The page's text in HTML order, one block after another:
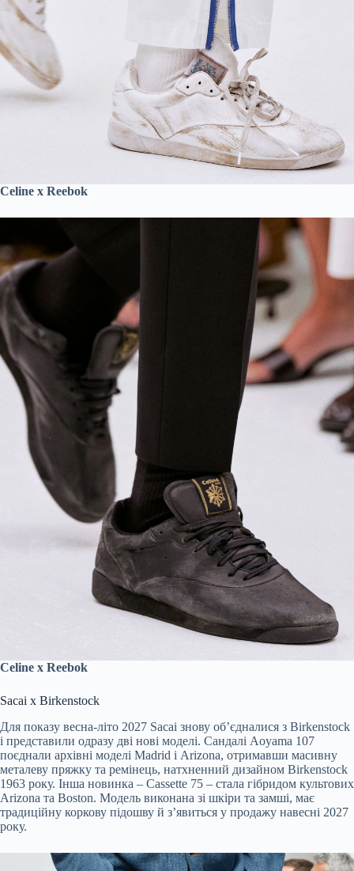
Celine x Reebok
Celine x Reebok
Sacai x Birkenstock
Для показу весна-літо 2027 Sacai знову об’єдналися з Birkenstock
і представили одразу дві нові моделі. Сандалі Aoyama 107
поєднали архівні моделі Madrid і Arizona, отримавши масивну
металеву пряжку та ремінець, натхненний дизайном Birkenstock
1963 року. Інша новинка – Cassette 75 – стала гібридом культових
Arizona та Boston. Модель виконана зі шкіри та замші, має
традиційну коркову підошву й з’явиться у продажу навесні 2027
року.